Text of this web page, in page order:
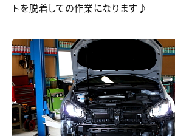
トを脱着しての作業になります♪